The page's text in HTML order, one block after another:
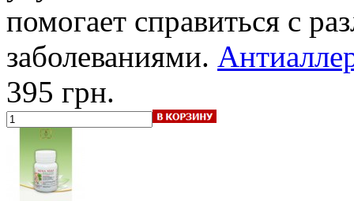
помогает справиться с
заболеваниями.
395 грн.